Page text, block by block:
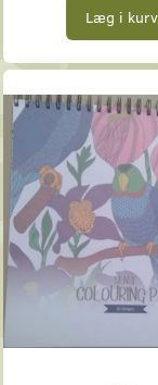
Læg i kurv